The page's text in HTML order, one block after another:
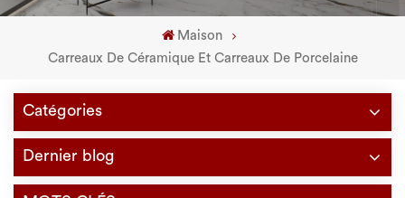
Maison
Carreaux De Céramique Et Carreaux De Porcelaine
Catégories
Dernier blog